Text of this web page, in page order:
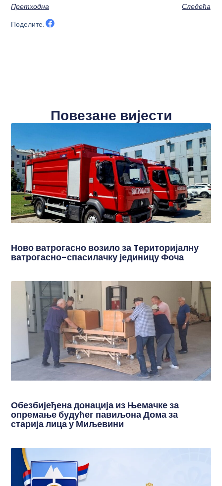
Претходна
Следећа
Поделите:
Повезане вијести
Ново ватрогасно возило за Tериторијалну
ватрогасно-спасилачку јединицу Фоча
Обезбијеђена донација из Њемачке за
опремање будућег павиљона Дома за
старија лица у Миљевини